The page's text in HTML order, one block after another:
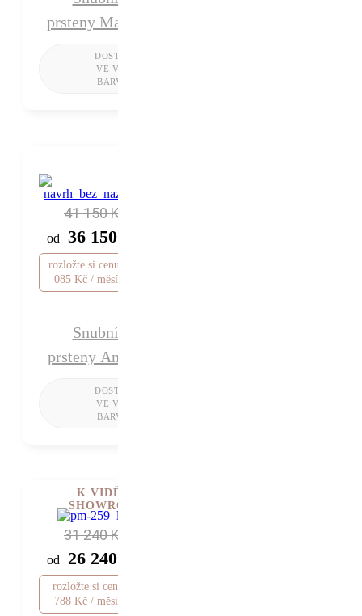
prsteny Mariel
41 150 Kč
od 36 150 Kč
rozložte si cenu od 1
085 Kč / měsíc
Snubní
prsteny Anette
31 240 Kč
od 26 240 Kč
rozložte si cenu od
788 Kč / měsíc
K VIDĚNÍ V
SHOWROOMU